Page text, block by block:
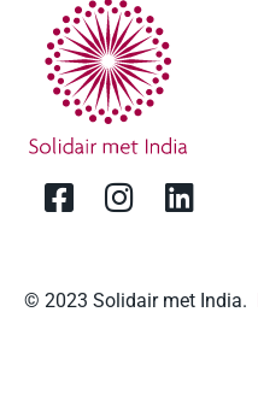
© 2023 Solidair met India.